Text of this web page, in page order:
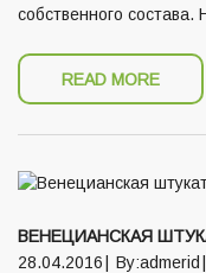
собственного состава.
READ MORE
ВЕНЕЦИАНСКАЯ
28.04.2016
By:admerid